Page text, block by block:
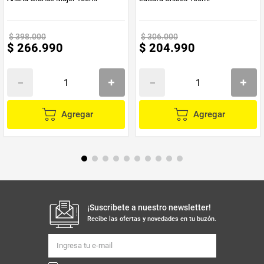
$398.000
$ 266.990
Agregar
$306.000
$ 204.990
Agregar
¡Suscribete a nuestro newsletter!
Recibe las ofertas y novedades en tu buzón.